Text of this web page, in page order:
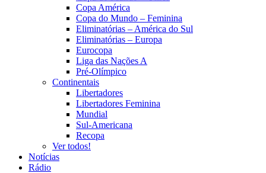
Copa América
Copa do Mundo – Feminina
Eliminatórias – América do Sul
Eliminatórias – Europa
Eurocopa
Liga das Nações A
Pré-Olímpico
Continentais
Libertadores
Libertadores Feminina
Mundial
Sul-Americana
Recopa
Ver todos!
Notícias
Rádio